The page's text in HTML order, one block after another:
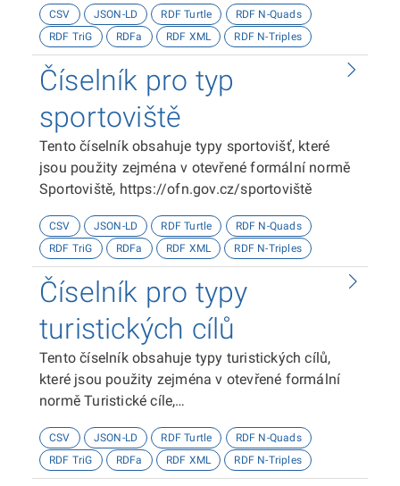
CSV JSON-LD RDF Turtle
RDF N-Quads
RDF TriG
RDFa RDF XML RDF N-Triples
Číselník pro typ
sportoviště
Tento číselník obsahuje typy sportovišť, které
jsou použity zejména v otevřené formální normě
Sportoviště, https://ofn.gov.cz/sportoviště
CSV JSON-LD RDF Turtle
RDF N-Quads
RDF TriG
RDFa RDF XML RDF N-Triples
Číselník pro typy
turistických cílů
Tento číselník obsahuje typy turistických cílů,
které jsou použity zejména v otevřené formální
normě Turistické cíle,
CSV JSON-LD RDF Turtle
RDF N-Quads
RDF TriG
RDFa RDF XML RDF N-Triples